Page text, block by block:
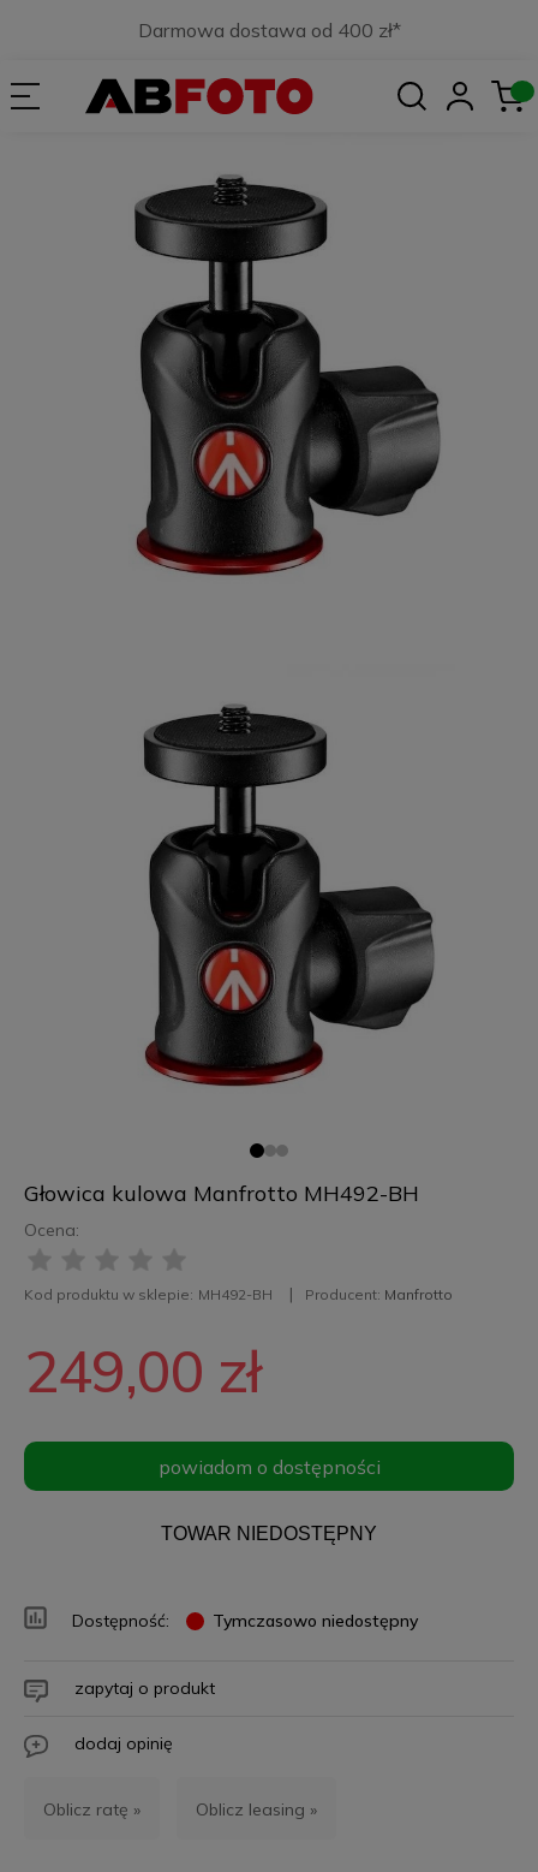
Darmowa dostawa od 400 zł*
Głowica kulowa Manfrotto MH492-BH
Ocena:
Kod produktu w sklepie: MH492-BH Producent: Manfrotto
249,00 zł
powiadom o dostępności
TOWAR NIEDOSTĘPNY
Dostępność: Tymczasowo niedostępny
zapytaj o produkt
dodaj opinię
Oblicz ratę » Oblicz leasing »